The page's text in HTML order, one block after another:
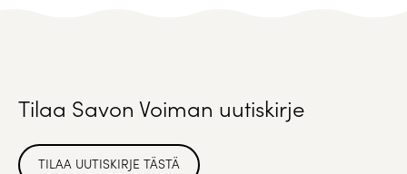
Tilaa Savon Voiman uutiskirje
TILAA UUTISKIRJE TÄSTÄ